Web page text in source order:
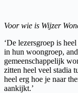
Voor wie is Wijzer
‘De lezersgroep is
in hun woongroep,
gemeenschappelijk
zitten heel veel stadia
heel erg hoe je naar
aankijkt.’